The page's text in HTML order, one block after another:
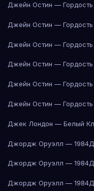
Джейн Остин —
Джейн Остин —
Джейн Остин —
Джейн Остин —
Джейн Остин —
Джейн Остин —
Джек Лондон — Белый
Джордж Оруэлл — 1984
Джордж Оруэлл — 1984
Джордж Оруэлл — 1984